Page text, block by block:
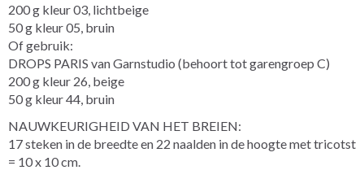
200 g kleur 03, lichtbeige
50 g kleur 05, bruin
Of gebruik:
DROPS PARIS van Garnstudio (behoort tot garengroep C)
200 g kleur 26, beige
50 g kleur 44, bruin
NAUWKEURIGHEID VAN HET BREIEN:
17 steken in de breedte en 22 naalden in de hoogte met tricotst
= 10 x 10 cm.